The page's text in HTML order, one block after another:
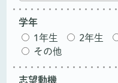
学年
1年生
2年生
その他
志望動機